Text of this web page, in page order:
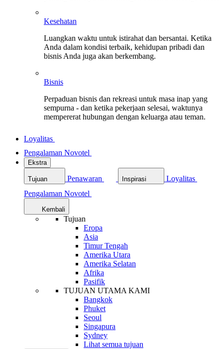
Kesehatan
Luangkan waktu untuk istirahat dan bersantai. Ketika
Anda dalam kondisi terbaik, kehidupan pribadi dan
bisnis Anda juga akan berkembang.
Bisnis
Perpaduan bisnis dan rekreasi untuk masa inap yang
sempurna - dan ketika pekerjaan selesai, waktunya
mempererat hubungan dengan keluarga atau teman.
Loyalitas
Pengalaman Novotel
Ekstra
Tujuan Penawaran Inspirasi
Loyalitas
Pengalaman Novotel
Kembali
Tujuan
Eropa
Asia
Timur Tengah
Amerika Utara
Amerika Selatan
Afrika
Pasifik
TUJUAN UTAMA KAMI
Bangkok
Phuket
Seoul
Singapura
Sydney
Lihat semua tujuan